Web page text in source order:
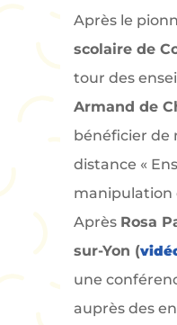
Après le
scolaire de
tour des
Armand de
bénéficier de
distance «
manipulation
Après Rosa
sur-Yon (
une
auprès des